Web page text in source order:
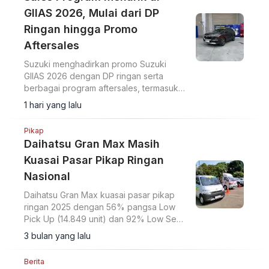
GIIAS 2026, Mulai dari DP
Ringan hingga Promo
Aftersales
Suzuki menghadirkan promo Suzuki
GIIAS 2026 dengan DP ringan serta
berbagai program aftersales, termasuk
diskon suku cadang dan voucher selama
pameran di ICE BSD City.
1 hari yang lalu
Pikap
Daihatsu Gran Max Masih
Kuasai Pasar Pikap Ringan
Nasional
Daihatsu Gran Max kuasai pasar pikap
ringan 2025 dengan 56% pangsa Low
Pick Up (14.849 unit) dan 92% Low Semi
Commercial hingga Mei.
3 bulan yang lalu
Berita